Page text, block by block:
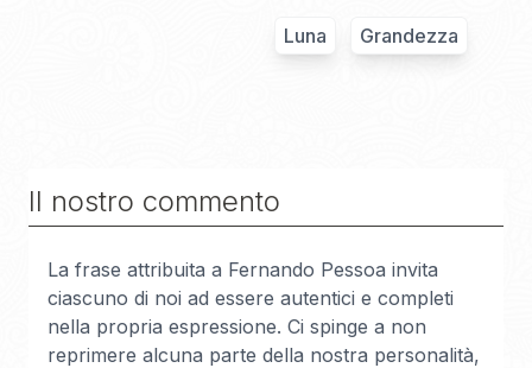
Luna Grandezza
Il nostro commento
La frase attribuita a Fernando Pessoa invita
ciascuno di noi ad essere autentici e completi
nella propria espressione. Ci spinge a non
reprimere alcuna parte della nostra personalità,